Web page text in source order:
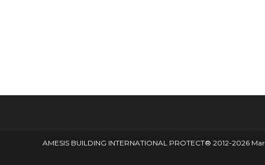
AMESIS BUILDING INTERNATIONAL PROTECT® 2012-2026